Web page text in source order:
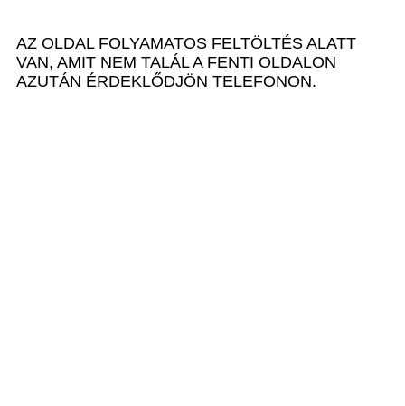
AZ OLDAL FOLYAMATOS FELTÖLTÉS ALATT
VAN, AMIT NEM TALÁL A FENTI OLDALON
AZUTÁN ÉRDEKLŐDJÖN TELEFONON.